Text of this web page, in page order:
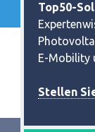
Top50-
E-Mobility
Stellen